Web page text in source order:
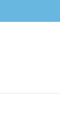
content